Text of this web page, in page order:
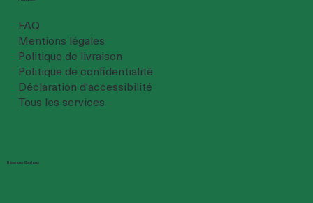
FAQ
Mentions légales
Politique de livraison
Politique de confidentialité
Déclaration d'accessibilité
Tous les services
Réseaux Sociaux